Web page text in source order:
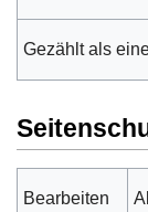
Gezählt als
Bearbeiten